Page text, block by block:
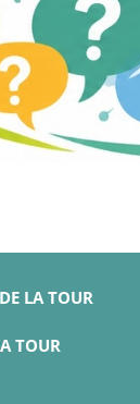
LA TOUR
TOUR